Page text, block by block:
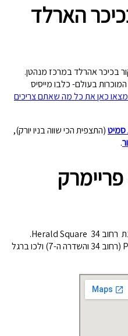
הארלד
בכיכר אהרלד במרכז מנהטן.
בעולם- כלבו מייסיס
כאן את כל מה שאתם צריכים
סמיט(התצפית הכי שווה בניו יורק),
.
קווים 1, 2, 3: רדו בתחנת Penn Station (רחוב 34 והשדרה ה-7) ולכו ברגל